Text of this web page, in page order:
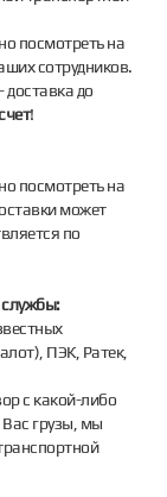
посмотреть на
сотрудников.
до
!
посмотреть на
может
по
службы:
ПЭК, Ратек,
с какой-либо
грузы, мы